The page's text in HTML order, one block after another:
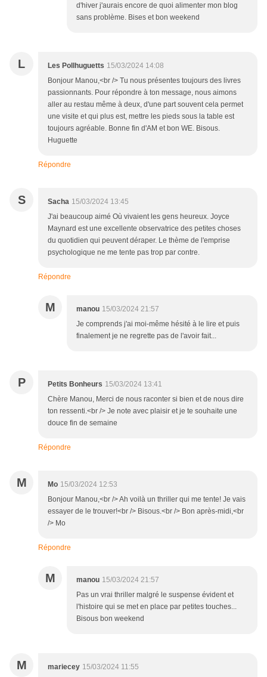
d'hiver j'aurais encore de quoi alimenter mon blog
sans problème. Bises et bon weekend
L Les Pollhuguetts 15/03/2024 14:08
Bonjour Manou,<br /> Tu nous présentes toujours des livres
passionnants. Pour répondre à ton message, nous aimons
aller au restau même à deux, d'une part souvent cela permet
une visite et qui plus est, mettre les pieds sous la table est
toujours agréable. Bonne fin d'AM et bon WE. Bisous.
Huguette
Répondre
S Sacha 15/03/2024 13:45
J'ai beaucoup aimé Où vivaient les gens heureux. Joyce
Maynard est une excellente observatrice des petites choses
du quotidien qui peuvent déraper. Le thème de l'emprise
psychologique ne me tente pas trop par contre.
Répondre
M manou 15/03/2024 21:57
Je comprends j'ai moi-même hésité à le lire et puis
finalement je ne regrette pas de l'avoir fait...
P Petits Bonheurs 15/03/2024 13:41
Chère Manou, Merci de nous raconter si bien et de nous dire
ton ressenti.<br /> Je note avec plaisir et je te souhaite une
douce fin de semaine
Répondre
M Mo 15/03/2024 12:53
Bonjour Manou,<br /> Ah voilà un thriller qui me tente! Je vais
essayer de le trouver!<br /> Bisous.<br /> Bon après-midi,<br
/> Mo
Répondre
M manou 15/03/2024 21:57
Pas un vrai thriller malgré le suspense évident et
l'histoire qui se met en place par petites touches...
Bisous bon weekend
M mariecey 15/03/2024 11:55